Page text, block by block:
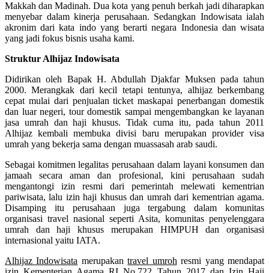
Makkah dan Madinah. Dua kota yang penuh berkah jadi diharapkan
menyebar dalam kinerja perusahaan. Sedangkan Indowisata ialah
akronim dari kata indo yang berarti negara Indonesia dan wisata
yang jadi fokus bisnis usaha kami.
Struktur Alhijaz Indowisata
Didirikan oleh Bapak H. Abdullah Djakfar Muksen pada tahun
2000. Merangkak dari kecil tetapi tentunya, alhijaz berkembang
cepat mulai dari penjualan ticket maskapai penerbangan domestik
dan luar negeri, tour domestik sampai mengembangkan ke layanan
jasa umrah dan haji khusus. Tidak cuma itu, pada tahun 2011
Alhijaz kembali membuka divisi baru merupakan provider visa
umrah yang bekerja sama dengan muassasah arab saudi.
Sebagai komitmen legalitas perusahaan dalam layani konsumen dan
jamaah secara aman dan profesional, kini perusahaan sudah
mengantongi izin resmi dari pemerintah melewati kementrian
pariwisata, lalu izin haji khusus dan umrah dari kementrian agama.
Disamping itu perusahaan juga tergabung dalam komunitas
organisasi travel nasional seperti Asita, komunitas penyelenggara
umrah dan haji khusus merupakan HIMPUH dan organisasi
internasional yaitu IATA.
Alhijaz Indowisata merupakantravel umroh resmi yang mendapat